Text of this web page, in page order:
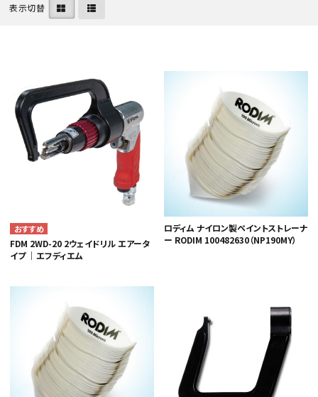
カテゴリから選ぶ
メーカーから選ぶ
表示切替
FDM 2WD-20 2ウェイドリル エアータ
イプ ｜エフディエム
ロディム ナイロン製ペイントストレーナ
ー RODIM 100482630（NP190MY）